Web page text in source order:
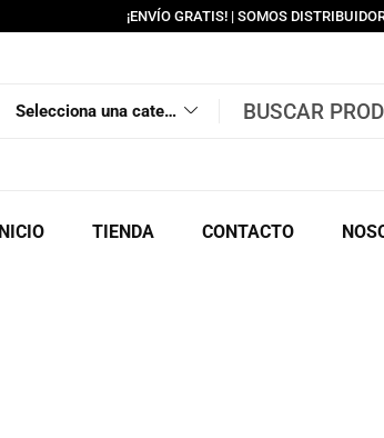
¡ENVÍO GRATIS! | SOMOS
Selecciona una categoría
TIENDA CONTACTO